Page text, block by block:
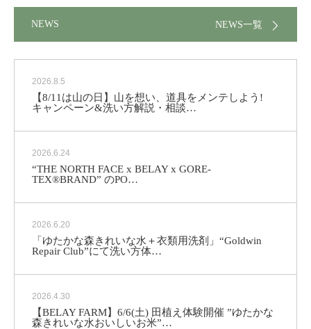
NEWS NEWS一覧
2026.8.5
【8/11は山の日】山を想い、道具をメンテしよう!
キャンペーン&洗い方解説・相談…
2026.6.24
“THE NORTH FACE x BELAY x GORE-
TEX®BRAND” のPO…
2026.6.20
「ゆたかな森きれいな水＋衣類用洗剤」“Goldwin
Repair Club”にて洗い方体…
2026.4.30
【BELAY FARM】6/6(土) 田植え体験開催 ”ゆたかな
森きれいな水おいしいお米”…